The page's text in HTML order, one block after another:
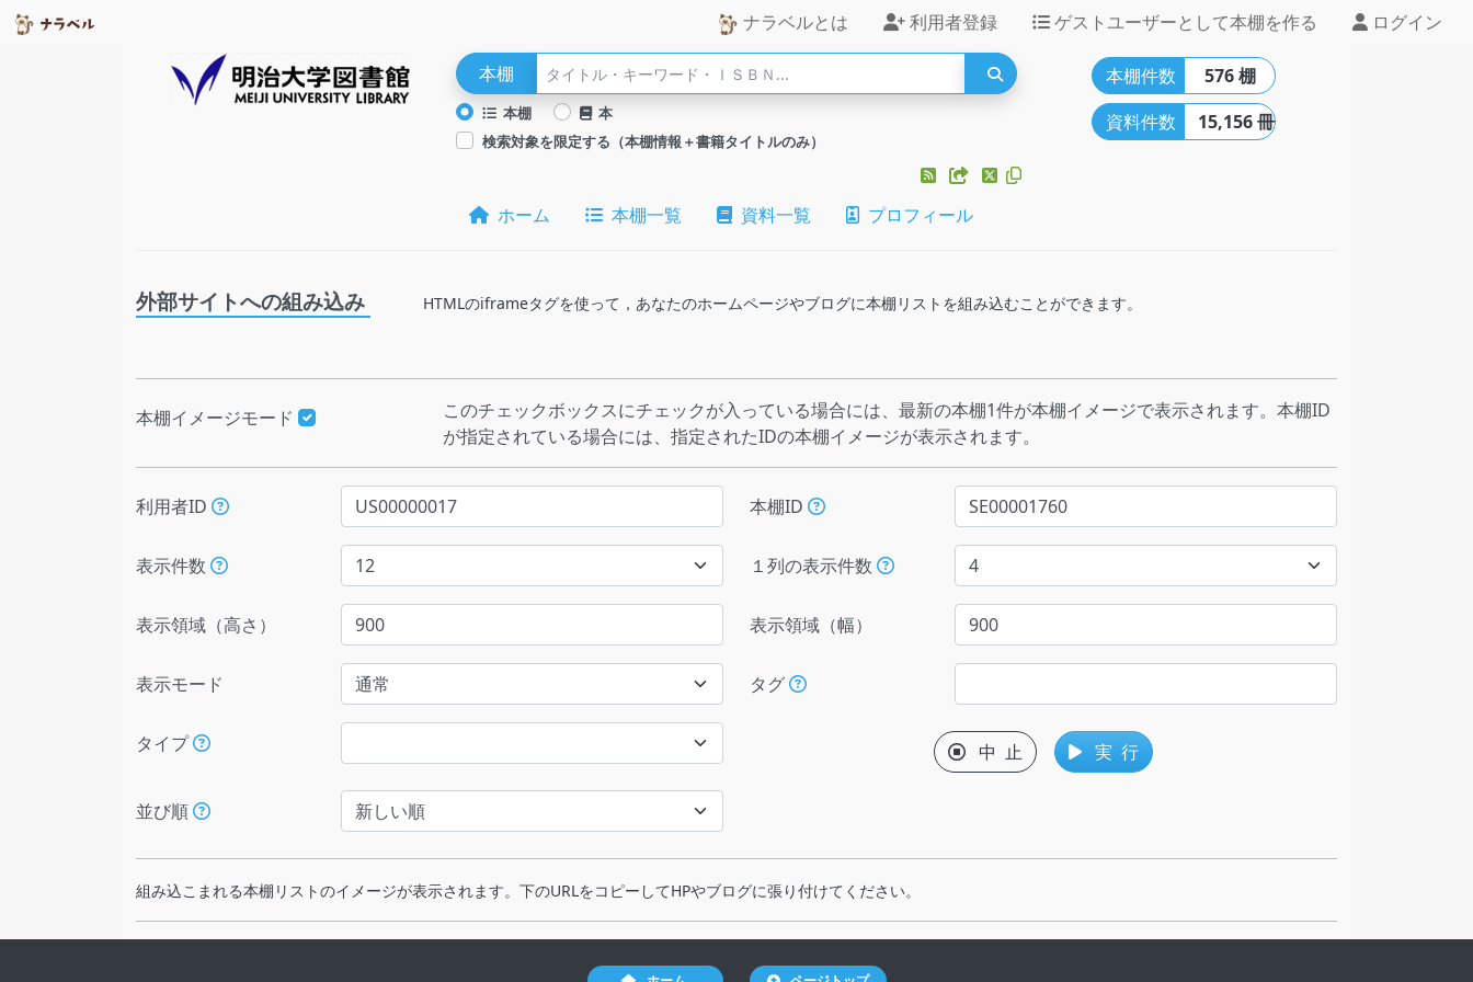
ナラベルとは 利用者登録 ゲストユーザーとして本棚を作る ログイン
本棚
本棚
本
検索対象を限定する（本棚情報＋書籍タイトルのみ）
ホーム 本棚一覧 資料一覧 プロフィール
本棚件数
576 棚
資料件数
15,156 冊
外部サイトへの組み込み HTMLのiframeタグを使って，あなたのホームページやブログに本棚リストを組み込むことができます。
本棚イメージモード
このチェックボックスにチェックが入っている場合には、最新の本棚1件が本棚イメージで表示されます。本棚ID
が指定されている場合には、指定されたIDの本棚イメージが表示されます。
利用者ID 本棚ID
表示件数 １列の表示件数
表示領域（高さ） 表示領域（幅）
表示モード タグ
タイプ 中 止 実 行
並び順
組み込こまれる本棚リストのイメージが表示されます。下のURLをコピーしてHPやブログに張り付けてください。